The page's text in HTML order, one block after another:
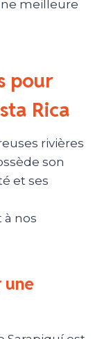
meilleure
pour
Rica
rivières
son
et ses
nos
une